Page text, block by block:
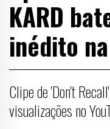
KARD
inédito
Clipe de 'Don't
visualizações no